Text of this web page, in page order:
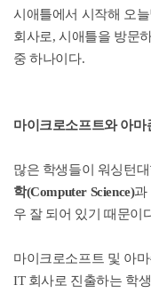
시애틀에서 시작해 오
회사로, 시애틀을 방문
중 하나이다.
마이크로소프트와 아마
많은 학생들이 워싱턴
학(Computer Science)과
우 잘 되어 있기 때문이
마이크로소프트 및 아
IT 회사로 진출하는 학